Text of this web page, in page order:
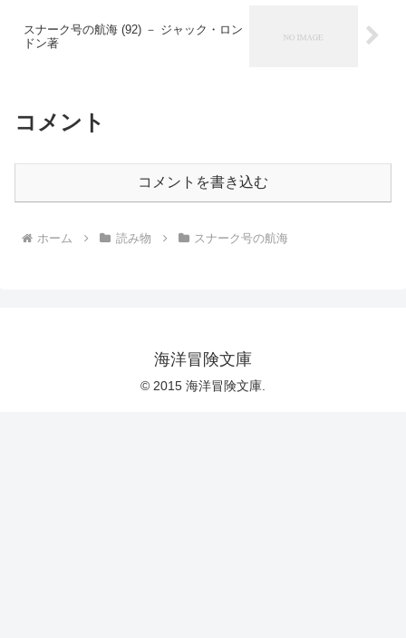
スナーク号の航海 (92) － ジャック・ロン
ドン著
コメント
コメントを書き込む
ホーム 読み物 スナーク号の航海
海洋冒険文庫
© 2015 海洋冒険文庫.